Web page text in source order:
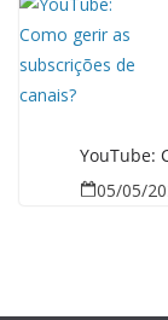
YouTube:
05/05/